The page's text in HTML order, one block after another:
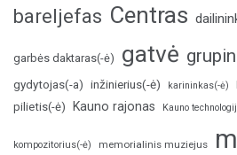
bareljefas Centras
garbės daktaras(-ė) gatvė
gydytojas(-a) inžinierius(-ė) karininkas(-ė)
pilietis(-ė)
Kauno rajonas Kauno
kompozitorius(-ė) memorialinis muziejus